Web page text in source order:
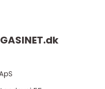
dk